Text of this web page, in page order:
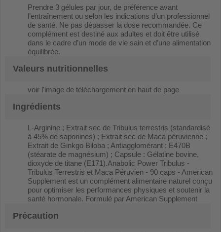
Prendre 3 gélules par jour, de préférence avant
l’entraînement ou selon les indications d’un professionnel
de santé. Ne pas dépasser la dose recommandée. Ce
complément est destiné aux adultes et doit être utilisé
dans le cadre d’un mode de vie sain et d’une alimentation
équilibrée.
Valeurs nutritionnelles
voir l'image de téléchargement en haut de page
Ingrédients
L-Arginine ; Extrait sec de Tribulus terrestris (standardisé
à 45% de saponines) ; Extrait sec de Maca péruvienne ;
Extrait de Ginkgo Biloba ; Antiagglomérant : E470B
(stéarate de magnésium) ; Capsule : Gélatine bovine,
dioxyde de titane (E171).Anabolic Power Tribulus -
Tribulus Terrestris et Maca Péruvien - 90 caps - American
Supplement est un complément alimentaire naturel conçu
pour optimiser les performances physiques et soutenir la
santé hormonale. Formulé par American Supplement
Précaution